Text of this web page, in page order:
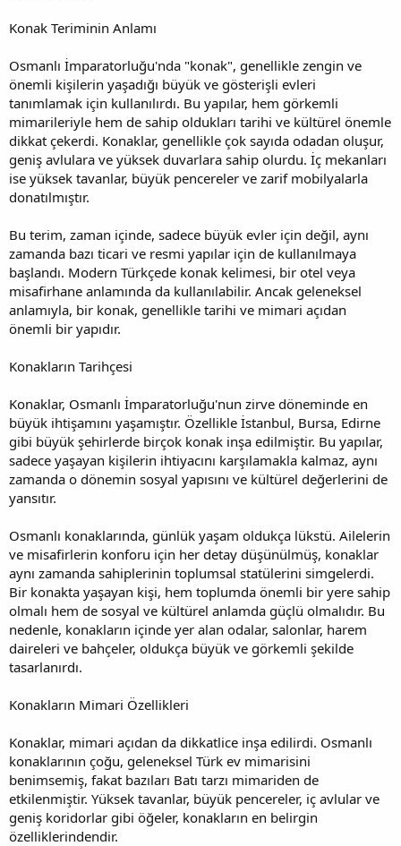
Konak Teriminin Anlamı
Osmanlı İmparatorluğu'nda "konak", genellikle zengin ve
önemli kişilerin yaşadığı büyük ve gösterişli evleri
tanımlamak için kullanılırdı. Bu yapılar, hem görkemli
mimarileriyle hem de sahip oldukları tarihi ve kültürel önemle
dikkat çekerdi. Konaklar, genellikle çok sayıda odadan oluşur,
geniş avlulara ve yüksek duvarlara sahip olurdu. İç mekanları
ise yüksek tavanlar, büyük pencereler ve zarif mobilyalarla
donatılmıştır.
Bu terim, zaman içinde, sadece büyük evler için değil, aynı
zamanda bazı ticari ve resmi yapılar için de kullanılmaya
başlandı. Modern Türkçede konak kelimesi, bir otel veya
misafirhane anlamında da kullanılabilir. Ancak geleneksel
anlamıyla, bir konak, genellikle tarihi ve mimari açıdan
önemli bir yapıdır.
Konakların Tarihçesi
Konaklar, Osmanlı İmparatorluğu'nun zirve döneminde en
büyük ihtişamını yaşamıştır. Özellikle İstanbul, Bursa, Edirne
gibi büyük şehirlerde birçok konak inşa edilmiştir. Bu yapılar,
sadece yaşayan kişilerin ihtiyacını karşılamakla kalmaz, aynı
zamanda o dönemin sosyal yapısını ve kültürel değerlerini de
yansıtır.
Osmanlı konaklarında, günlük yaşam oldukça lükstü. Ailelerin
ve misafirlerin konforu için her detay düşünülmüş, konaklar
aynı zamanda sahiplerinin toplumsal statülerini simgelerdi.
Bir konakta yaşayan kişi, hem toplumda önemli bir yere sahip
olmalı hem de sosyal ve kültürel anlamda güçlü olmalıdır. Bu
nedenle, konakların içinde yer alan odalar, salonlar, harem
daireleri ve bahçeler, oldukça büyük ve görkemli şekilde
tasarlanırdı.
Konakların Mimari Özellikleri
Konaklar, mimari açıdan da dikkatlice inşa edilirdi. Osmanlı
konaklarının çoğu, geleneksel Türk ev mimarisini
benimsemiş, fakat bazıları Batı tarzı mimariden de
etkilenmiştir. Yüksek tavanlar, büyük pencereler, iç avlular ve
geniş koridorlar gibi öğeler, konakların en belirgin
özelliklerindendir.